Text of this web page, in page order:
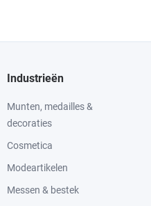
Industrieën
Munten, medailles &
decoraties
Cosmetica
Modeartikelen
Messen & bestek